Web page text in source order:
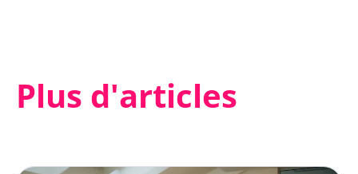
Plus d'articles